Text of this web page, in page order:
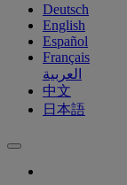
Deutsch
English
Español
Français
العربية
中文
日本語